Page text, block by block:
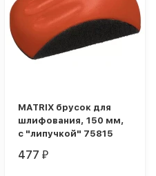
MATRIX брусок для
шлифования, 150 мм,
с "липучкой" 75815
477₽